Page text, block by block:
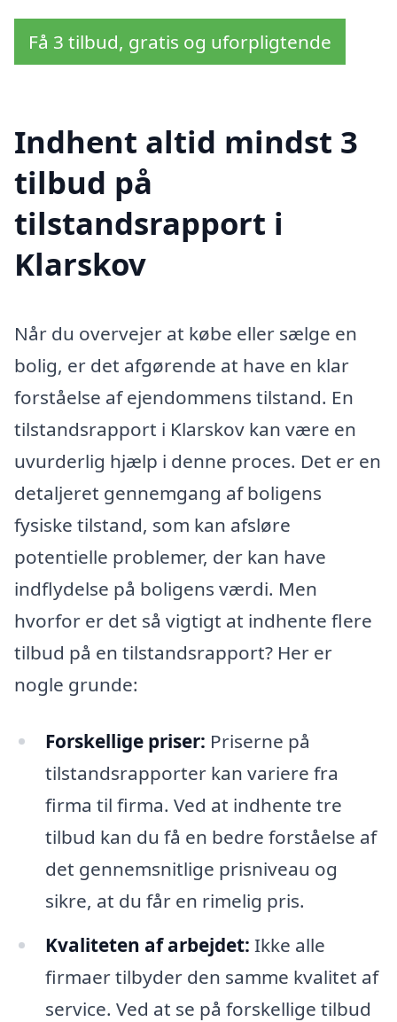
Få 3 tilbud, gratis og uforpligtende
Indhent altid mindst 3
tilbud på
tilstandsrapport i
Klarskov
Når du overvejer at købe eller sælge en
bolig, er det afgørende at have en klar
forståelse af ejendommens tilstand. En
tilstandsrapport i Klarskov kan være en
uvurderlig hjælp i denne proces. Det er en
detaljeret gennemgang af boligens
fysiske tilstand, som kan afsløre
potentielle problemer, der kan have
indflydelse på boligens værdi. Men
hvorfor er det så vigtigt at indhente flere
tilbud på en tilstandsrapport? Her er
nogle grunde:
Forskellige priser: Priserne på
tilstandsrapporter kan variere fra
firma til firma. Ved at indhente tre
tilbud kan du få en bedre forståelse af
det gennemsnitlige prisniveau og
sikre, at du får en rimelig pris.
Kvaliteten af arbejdet: Ikke alle
firmaer tilbyder den samme kvalitet af
service. Ved at se på forskellige tilbud